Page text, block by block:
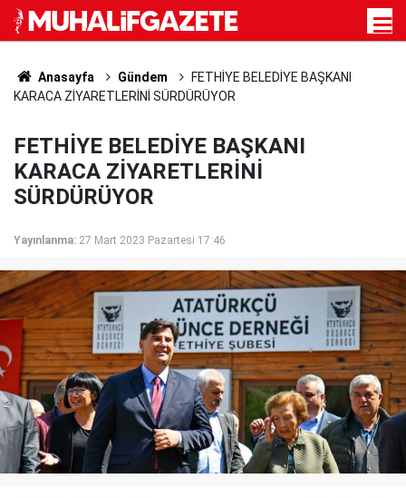
Anasayfa Gündem
FETHİYE BELEDİYE BAŞKANI
KARACA ZİYARETLERİNİ SÜRDÜRÜYOR
FETHİYE BELEDİYE BAŞKANI
KARACA ZİYARETLERİNİ
SÜRDÜRÜYOR
Yayınlanma: 27 Mart 2023 Pazartesi 17:46